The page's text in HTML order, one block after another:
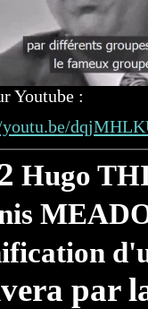
Youtube :
Hugo
par